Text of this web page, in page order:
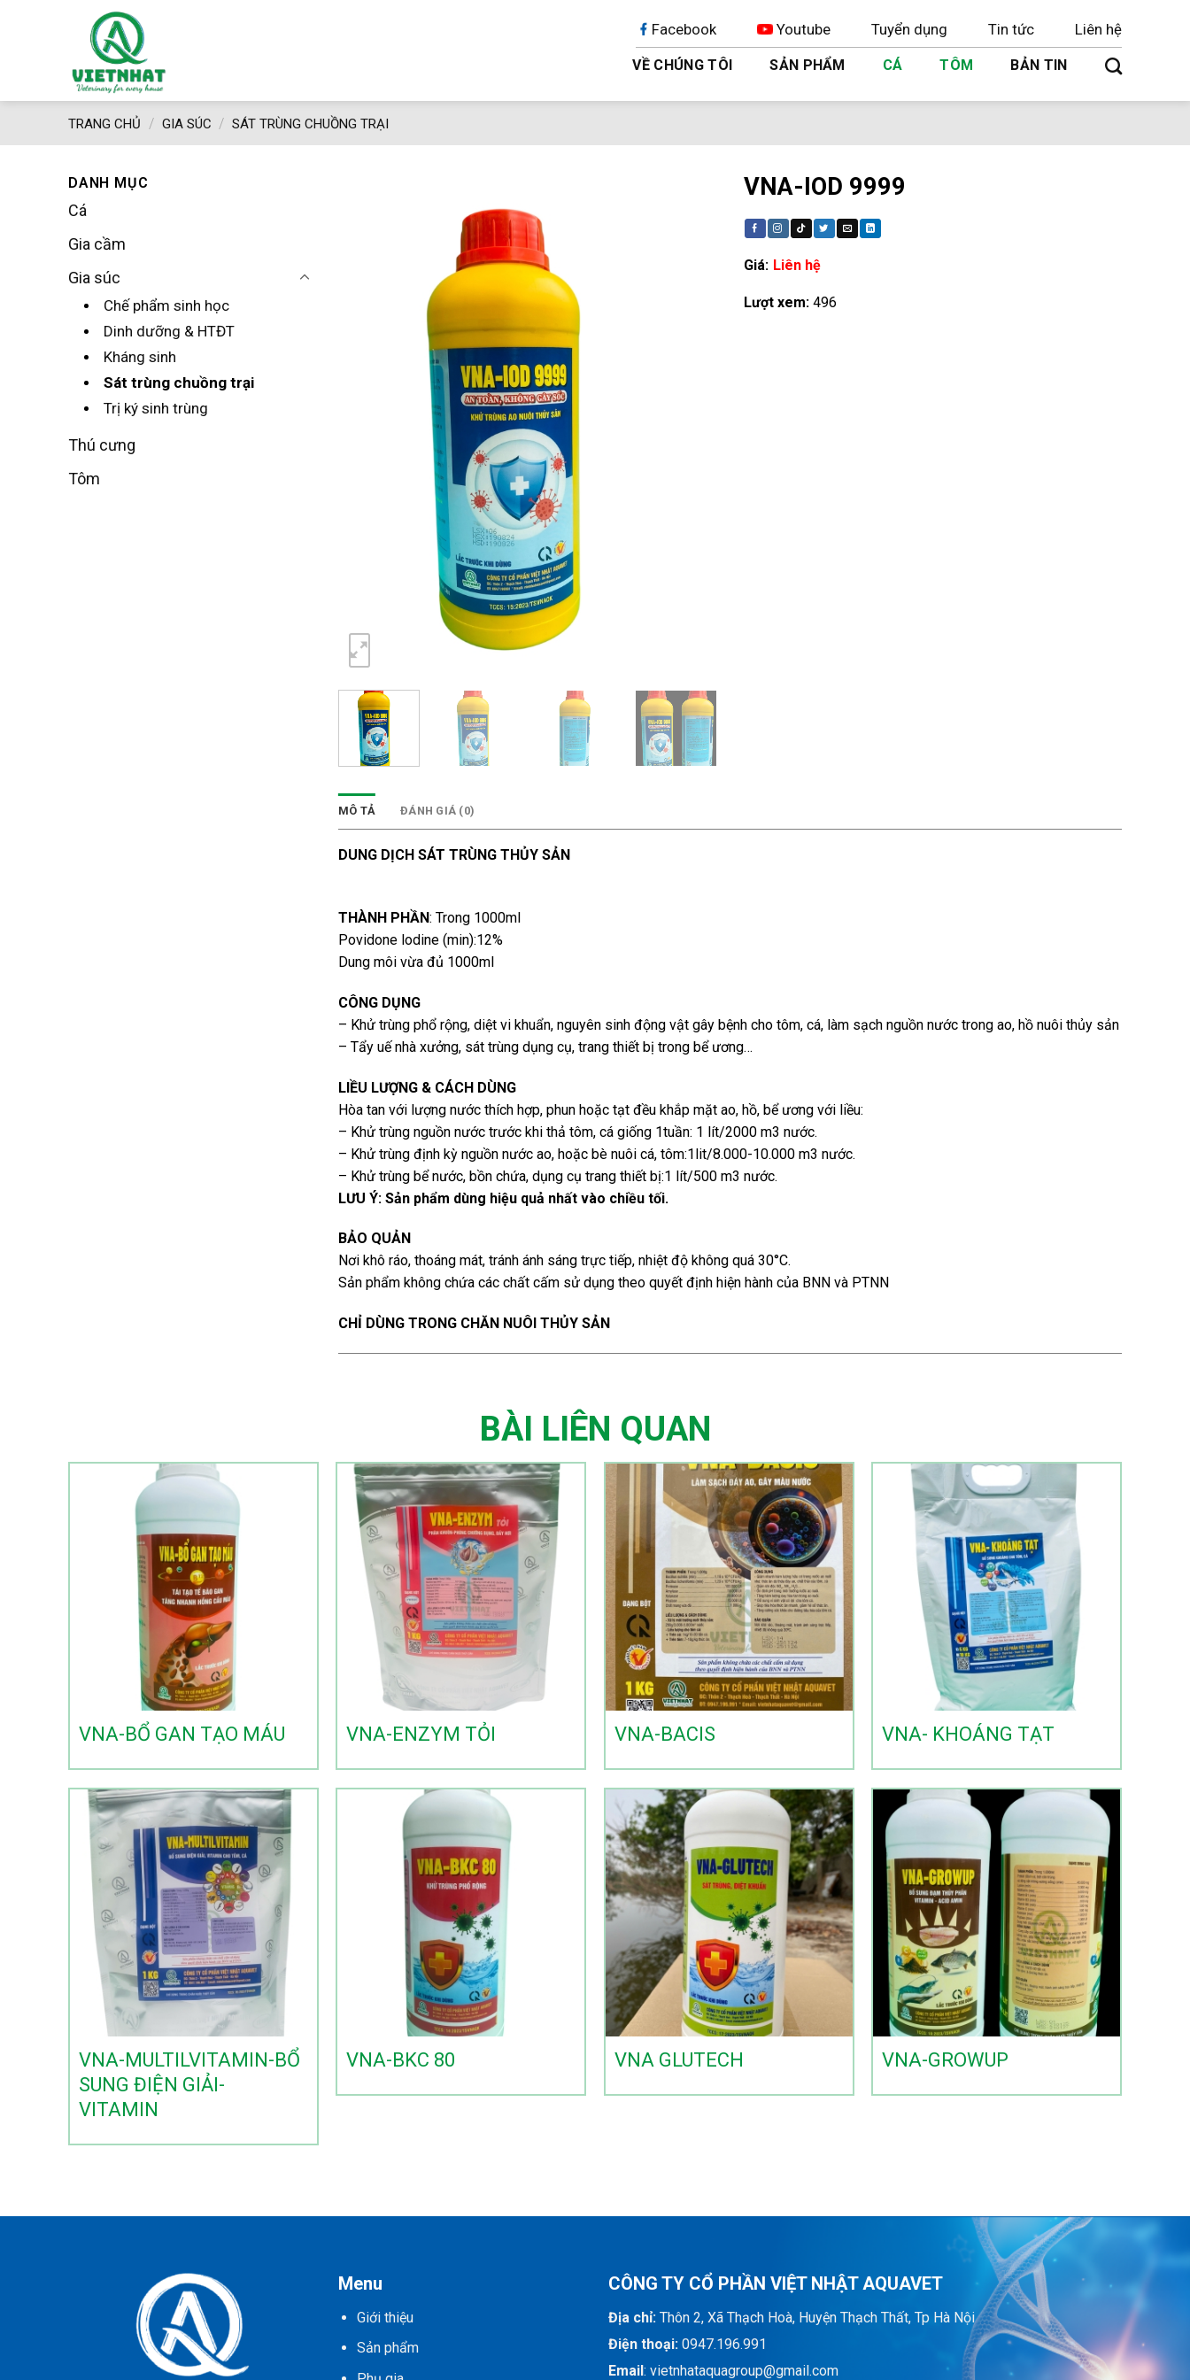
Facebook Youtube Tuyển dụng Tin tức Liên hệ
VỀ CHÚNG TÔI SẢN PHẨM CÁ TÔM BẢN TIN
TRANG CHỦ / GIA SÚC / SÁT TRÙNG CHUỒNG TRẠI
DANH MỤC
Cá
Gia cầm
Gia súc
Chế phẩm sinh học
Dinh dưỡng & HTĐT
Kháng sinh
Sát trùng chuồng trại
Trị ký sinh trùng
Thú cưng
Tôm
VNA-IOD 9999
Giá: Liên hệ
Lượt xem: 496
MÔ TẢ ĐÁNH GIÁ (0)
DUNG DỊCH SÁT TRÙNG THỦY SẢN
THÀNH PHẦN: Trong 1000ml
Povidone lodine (min):12%
Dung môi vừa đủ 1000ml
CÔNG DỤNG
– Khử trùng phổ rộng, diệt vi khuẩn, nguyên sinh động vật gây bệnh cho tôm, cá, làm sạch nguồn nước trong ao, hồ nuôi thủy sản
– Tẩy uế nhà xưởng, sát trùng dụng cụ, trang thiết bị trong bể ương…
LIỀU LƯỢNG & CÁCH DÙNG
Hòa tan với lượng nước thích hợp, phun hoặc tạt đều khắp mặt ao, hồ, bể ương với liều:
– Khử trùng nguồn nước trước khi thả tôm, cá giống 1tuần: 1 lít/2000 m3 nước.
– Khử trùng định kỳ nguồn nước ao, hoặc bè nuôi cá, tôm:1lit/8.000-10.000 m3 nước.
– Khử trùng bể nước, bồn chứa, dụng cụ trang thiết bị:1 lít/500 m3 nước.
LƯU Ý: Sản phẩm dùng hiệu quả nhất vào chiều tối.
BẢO QUẢN
Nơi khô ráo, thoáng mát, tránh ánh sáng trực tiếp, nhiệt độ không quá 30°C.
Sản phẩm không chứa các chất cấm sử dụng theo quyết định hiện hành của BNN và PTNN
CHỈ DÙNG TRONG CHĂN NUÔI THỦY SẢN
BÀI LIÊN QUAN
VNA-BỔ GAN TẠO MÁU VNA-ENZYM TỎI VNA-BACIS VNA- KHOÁNG TẠT
VNA-MULTILVITAMIN-BỔ
SUNG ĐIỆN GIẢI-
VITAMIN
VNA-BKC 80 VNA GLUTECH VNA-GROWUP
Menu
Giới thiệu
Sản phẩm
CÔNG TY CỔ PHẦN VIỆT NHẬT AQUAVET
Địa chỉ: Thôn 2, Xã Thạch Hoà, Huyện Thạch Thất, Tp Hà Nội
Điện thoại: 0947.196.991
Email: vietnhataquagroup@gmail.com